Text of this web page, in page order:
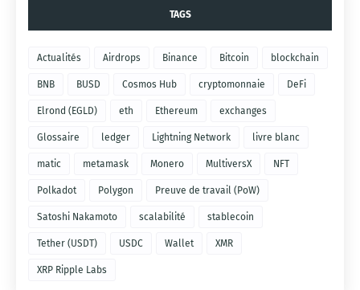
TAGS
Actualités Airdrops Binance Bitcoin blockchain
BNB BUSD Cosmos Hub cryptomonnaie DeFi
Elrond (EGLD) eth Ethereum exchanges
Glossaire ledger Lightning Network livre blanc
matic metamask Monero MultiversX NFT
Polkadot Polygon Preuve de travail (PoW)
Satoshi Nakamoto scalabilité stablecoin
Tether (USDT) USDC Wallet XMR
XRP Ripple Labs